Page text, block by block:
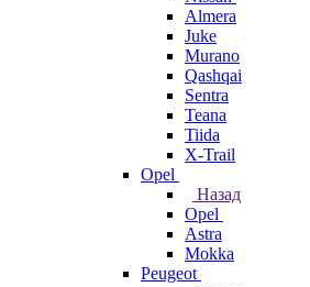
Almera
Juke
Murano
Qashqai
Sentra
Teana
Tiida
X-Trail
Opel
Назад
Opel
Astra
Mokka
Peugeot